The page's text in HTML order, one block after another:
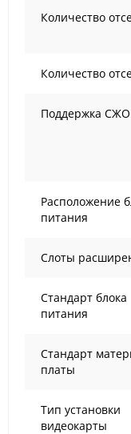
Количество
Количество
Поддержка СЖО
Расположение
питания
Слоты
Стандарт блока
питания
Стандарт
платы
Тип установки
видеокарты